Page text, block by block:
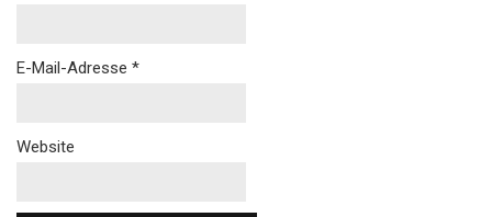
E-Mail-Adresse *
Website